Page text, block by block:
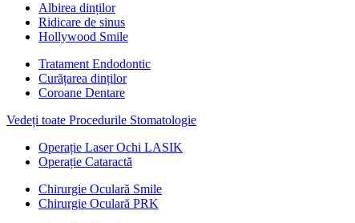
Albirea dinților
Ridicare de sinus
Hollywood Smile
Tratament Endodontic
Curățarea dinților
Coroane Dentare
Vedeți toate Procedurile Stomatologie
Operație Laser Ochi LASIK
Operație Cataractă
Chirurgie Oculară Smile
Chirurgie Oculară PRK